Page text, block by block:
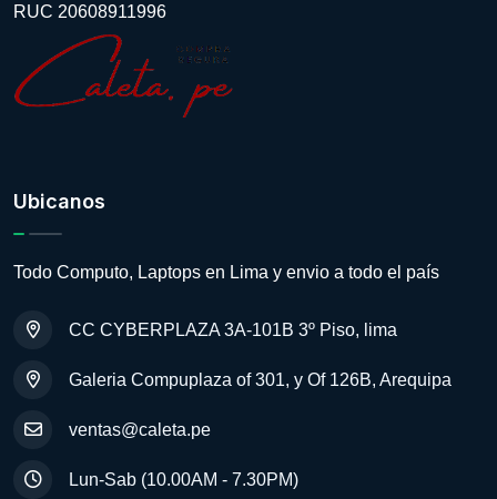
RUC 20608911996
Ubicanos
Todo Computo, Laptops en Lima y envio a todo el país
CC CYBERPLAZA 3A-101B 3º Piso, lima
Galeria Compuplaza of 301, y Of 126B, Arequipa
ventas@caleta.pe
Lun-Sab (10.00AM - 7.30PM)